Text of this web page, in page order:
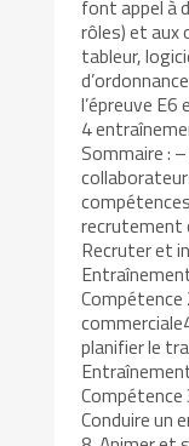
font appel à
rôles) et
tableur,
l’épreuve
4
Sommaire :
recrutement
Recruter et
Compétence
planifier le
Compétence
Conduire un